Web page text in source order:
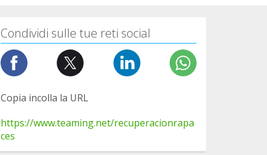
Condividi sulle tue reti social
Copia incolla la URL
https://www.teaming.net/recuperacionrapa
ces